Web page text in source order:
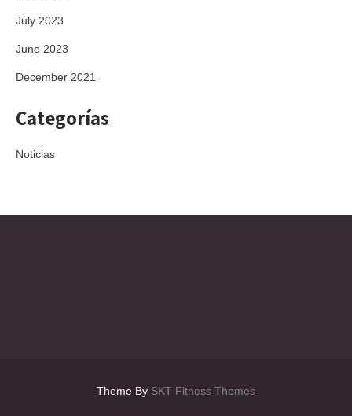
July 2023
June 2023
December 2021
Categorías
Noticias
Theme By SKT Fitness Themes